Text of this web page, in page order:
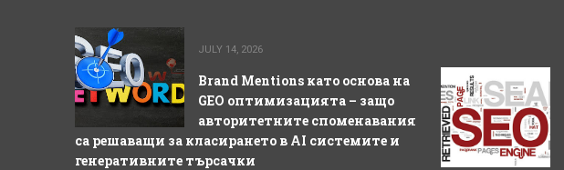
JULY 14, 2026
Brand Mentions като основа на
GEO оптимизацията – защо
авторитетните споменавания
са решаващи за класирането в AI системите и
генеративните търсачки